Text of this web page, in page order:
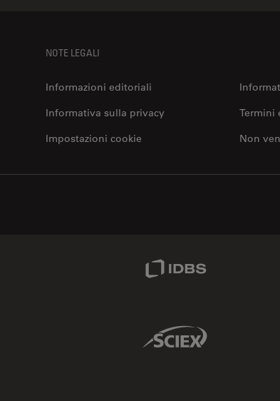
NOTE LEGALI
Informazioni editoriali
Informativa sulla privacy
Non
Termini
Impostazioni cookie
Link
Sciex Link